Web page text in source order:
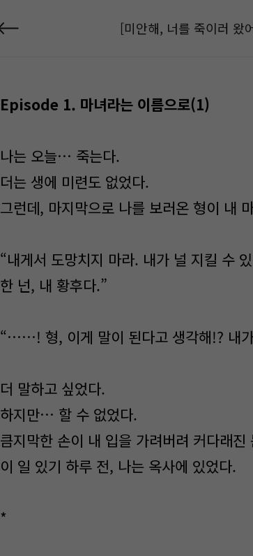
[미안해, 너를 죽이러 왔
Episode 1. 마녀라는 이름으로(1)
나는 오늘… 죽는다.
더는 생에 미련도 없었다.
그런데, 마지막으로 나를 보러온 형이 내
“내게서 도망치지 마라. 내가 널 지킬 수
한 넌, 내 황후다.”
“……! 형, 이게 말이 된다고 생각해!? 내
더 말하고 싶었다.
하지만… 할 수 없었다.
큼지막한 손이 내 입을 가려버려 커다래
이 일 있기 하루 전, 나는 옥사에 있었다.
*